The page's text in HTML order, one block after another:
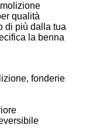
qualità
di più dalla tua
la benna
fonderie